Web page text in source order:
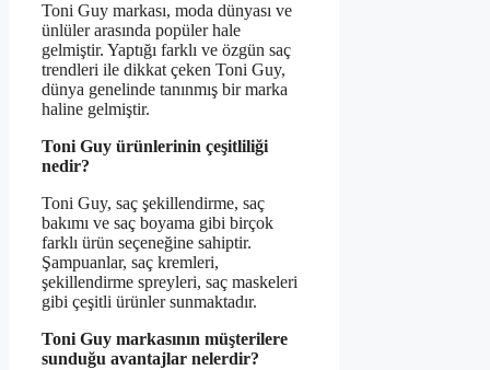
Toni Guy markası, moda dünyası ve
ünlüler arasında popüler hale
gelmiştir. Yaptığı farklı ve özgün saç
trendleri ile dikkat çeken Toni Guy,
dünya genelinde tanınmış bir marka
haline gelmiştir.
Toni Guy ürünlerinin çeşitliliği
nedir?
Toni Guy, saç şekillendirme, saç
bakımı ve saç boyama gibi birçok
farklı ürün seçeneğine sahiptir.
Şampuanlar, saç kremleri,
şekillendirme spreyleri, saç maskeleri
gibi çeşitli ürünler sunmaktadır.
Toni Guy markasının müşterilere
sunduğu avantajlar nelerdir?